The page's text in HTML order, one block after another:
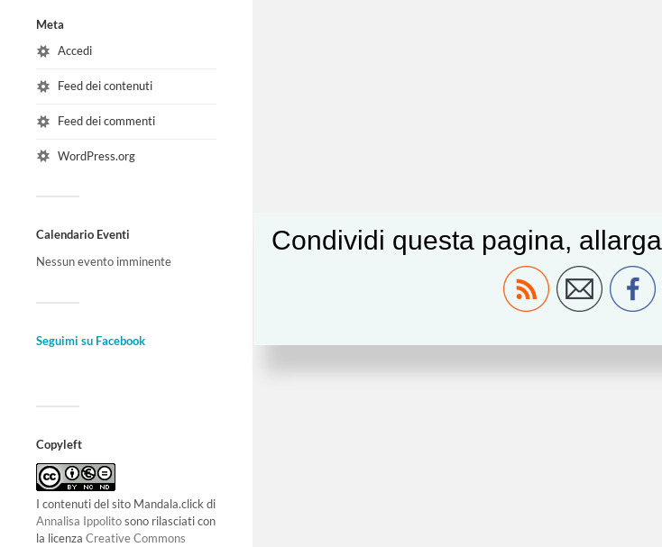
Meta
Accedi
Feed dei contenuti
Feed dei commenti
WordPress.org
Calendario Eventi
Nessun evento imminente
Seguimi su Facebook
Copyleft
I contenuti del sito Mandala.click di
Annalisa Ippolitosono rilasciati con
la licenza Creative Commons
Condividi questa pagina,